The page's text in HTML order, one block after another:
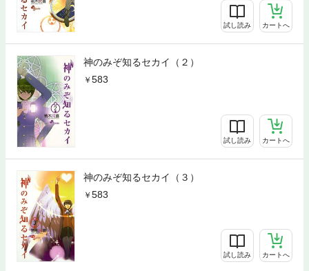
試し読み カートへ
神のみぞ知るセカイ（２）
583
試し読み カートへ
神のみぞ知るセカイ（３）
583
試し読み カートへ